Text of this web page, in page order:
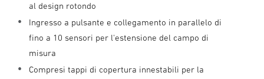
al design rotondo
Ingresso a pulsante e collegamento in parallelo di
fino a 10 sensori per l'estensione del campo di
misura
Compresi tappi di copertura innestabili per la